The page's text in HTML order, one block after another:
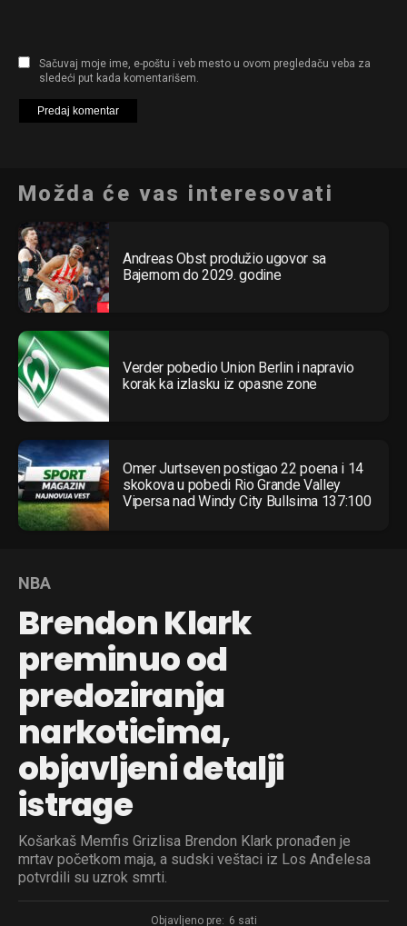
Sačuvaj moje ime, e-poštu i veb mesto u ovom pregledaču veba za
sledeći put kada komentarišem.
Možda će vas interesovati
Andreas Obst produžio ugovor sa
Bajernom do 2029. godine
Verder pobedio Union Berlin i napravio
korak ka izlasku iz opasne zone
Omer Jurtseven postigao 22 poena i 14
skokova u pobedi Rio Grande Valley
Vipersa nad Windy City Bullsima 137:100
NBA
Brendon Klark
preminuo od
predoziranja
narkoticima,
objavljeni detalji
istrage
Košarkaš Memfis Grizlisa Brendon Klark pronađen je
mrtav početkom maja, a sudski veštaci iz Los Anđelesa
potvrdili su uzrok smrti.
Objavljeno pre: 6 sati